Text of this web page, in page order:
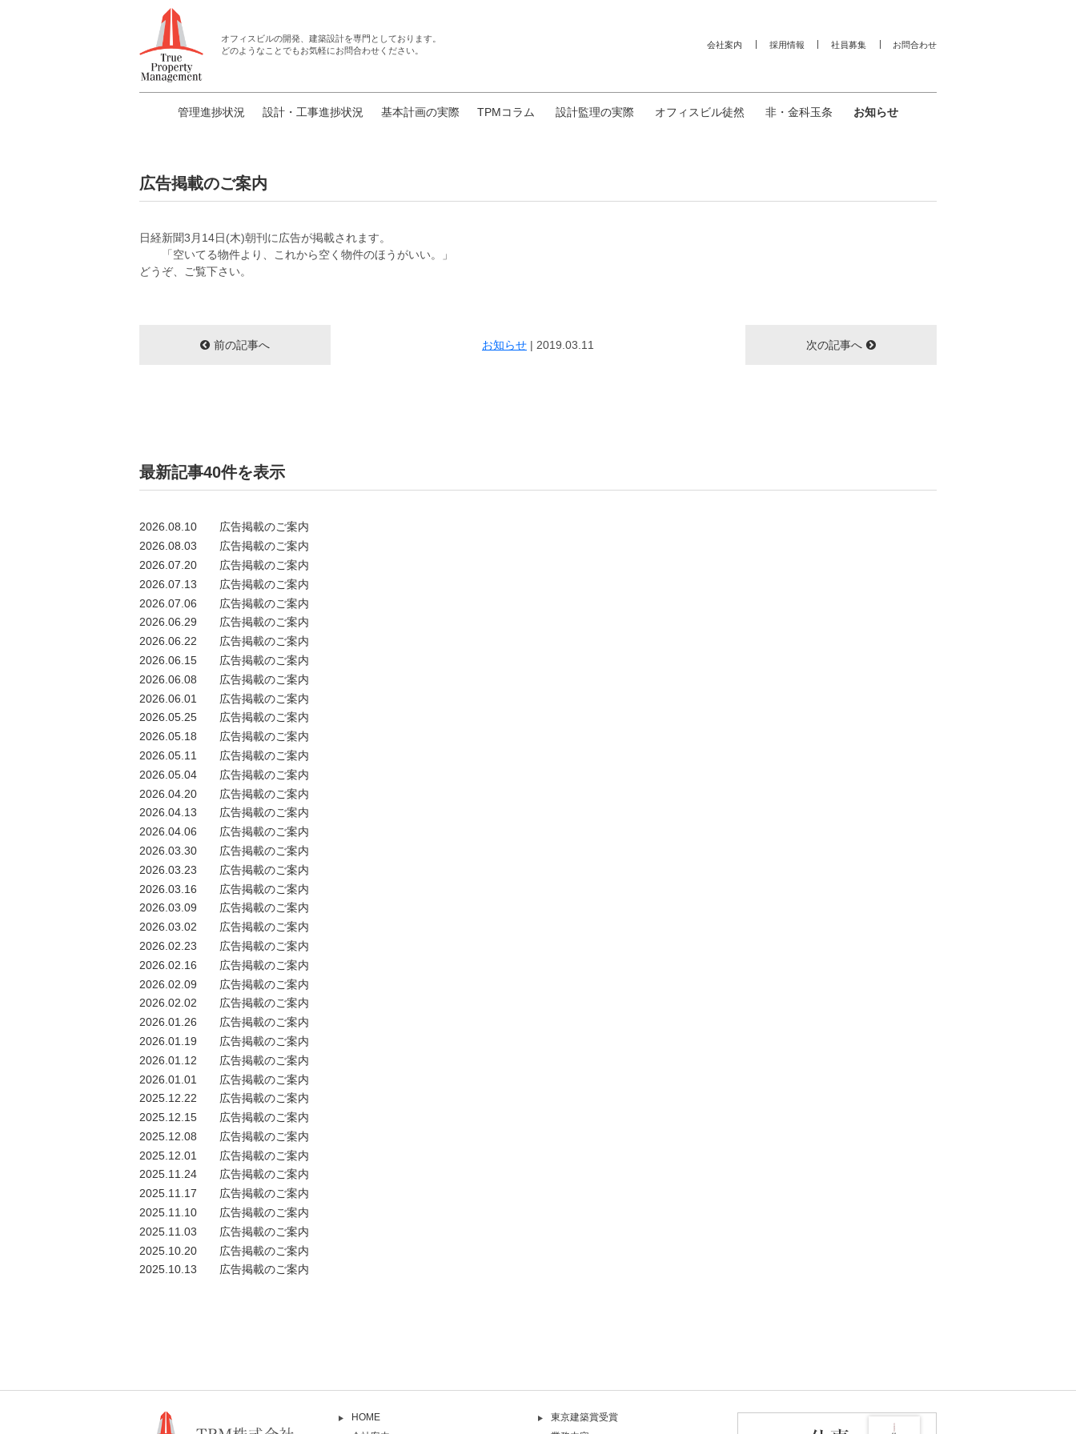
オフィスビルの開発、建築設計を専門としております。
どのようなことでもお気軽にお問合わせください。
会社案内 採用情報 社員募集 お問合わせ
管理進捗状況 設計・工事進捗状況 基本計画の実際 TPMコラム 設計監理の実際 オフィスビル徒然 非・金科玉条 お知らせ
広告掲載のご案内
日経新聞3月14日(木)朝刊に広告が掲載されます。
「空いてる物件より、これから空く物件のほうがいい。」
どうぞ、ご覧下さい。
前の記事へ お知らせ | 2019.03.11 次の記事へ
最新記事40件を表示
2026.08.10
広告掲載のご案内
2026.08.03
広告掲載のご案内
2026.07.20
広告掲載のご案内
2026.07.13
広告掲載のご案内
2026.07.06
広告掲載のご案内
2026.06.29
広告掲載のご案内
2026.06.22
広告掲載のご案内
2026.06.15
広告掲載のご案内
2026.06.08
広告掲載のご案内
2026.06.01
広告掲載のご案内
2026.05.25
広告掲載のご案内
2026.05.18
広告掲載のご案内
2026.05.11
広告掲載のご案内
2026.05.04
広告掲載のご案内
2026.04.20
広告掲載のご案内
2026.04.13
広告掲載のご案内
2026.04.06
広告掲載のご案内
2026.03.30
広告掲載のご案内
2026.03.23
広告掲載のご案内
2026.03.16
広告掲載のご案内
2026.03.09
広告掲載のご案内
2026.03.02
広告掲載のご案内
2026.02.23
広告掲載のご案内
2026.02.16
広告掲載のご案内
2026.02.09
広告掲載のご案内
2026.02.02
広告掲載のご案内
2026.01.26
広告掲載のご案内
2026.01.19
広告掲載のご案内
2026.01.12
広告掲載のご案内
2026.01.01
広告掲載のご案内
2025.12.22
広告掲載のご案内
2025.12.15
広告掲載のご案内
2025.12.08
広告掲載のご案内
2025.12.01
広告掲載のご案内
2025.11.24
広告掲載のご案内
2025.11.17
広告掲載のご案内
2025.11.10
広告掲載のご案内
2025.11.03
広告掲載のご案内
2025.10.20
広告掲載のご案内
2025.10.13
広告掲載のご案内
HOME
東京建築賞受賞